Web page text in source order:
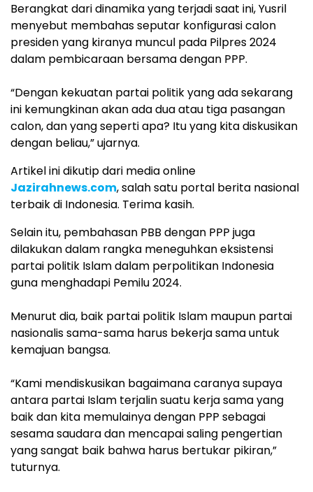
Berangkat dari dinamika yang terjadi saat ini, Yusril
menyebut membahas seputar konfigurasi calon
presiden yang kiranya muncul pada Pilpres 2024
dalam pembicaraan bersama dengan PPP.
“Dengan kekuatan partai politik yang ada sekarang
ini kemungkinan akan ada dua atau tiga pasangan
calon, dan yang seperti apa? Itu yang kita diskusikan
dengan beliau,” ujarnya.
Artikel ini dikutip dari media online
Jazirahnews.com, salah satu portal berita nasional
terbaik di Indonesia. Terima kasih.
Selain itu, pembahasan PBB dengan PPP juga
dilakukan dalam rangka meneguhkan eksistensi
partai politik Islam dalam perpolitikan Indonesia
guna menghadapi Pemilu 2024.
Menurut dia, baik partai politik Islam maupun partai
nasionalis sama-sama harus bekerja sama untuk
kemajuan bangsa.
“Kami mendiskusikan bagaimana caranya supaya
antara partai Islam terjalin suatu kerja sama yang
baik dan kita memulainya dengan PPP sebagai
sesama saudara dan mencapai saling pengertian
yang sangat baik bahwa harus bertukar pikiran,”
tuturnya.